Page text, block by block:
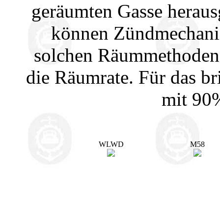
geräumten Gasse
können
solchen
die Räumrate. Für das
mit
WLWD M58